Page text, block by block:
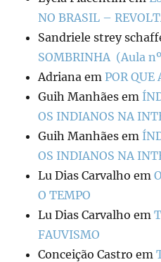
NO BRASIL –
Sandriele strey
SOMBRINHA (Aula
Adriana em POR QUE
Guih Manhães em
OS INDIANOS NA
Guih Manhães em
OS INDIANOS NA
Lu Dias Carvalho em
O TEMPO
Lu Dias Carvalho em
FAUVISMO
Conceição Castro em